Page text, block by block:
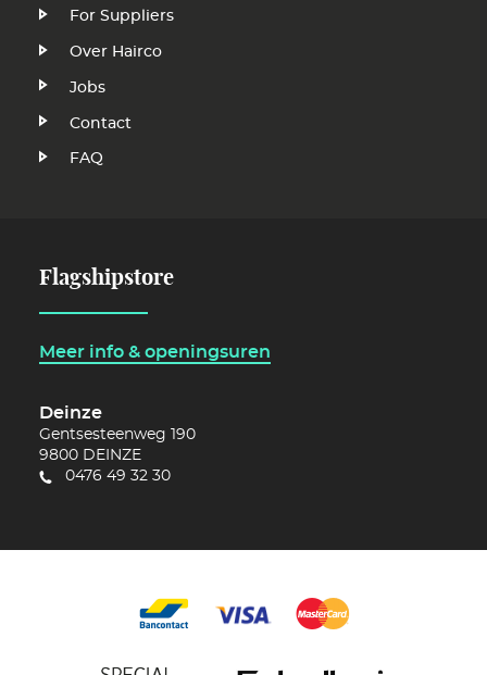
VoetFor Suppliers
Over Hairco
Jobs
Contact
FAQ
Flagshipstore
Meer info & openingsuren
Deinze
Gentsesteenweg 190
9800 DEINZE
0476 49 32 30